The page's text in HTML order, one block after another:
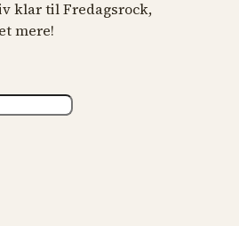
klar til Fredagsrock,
mere!